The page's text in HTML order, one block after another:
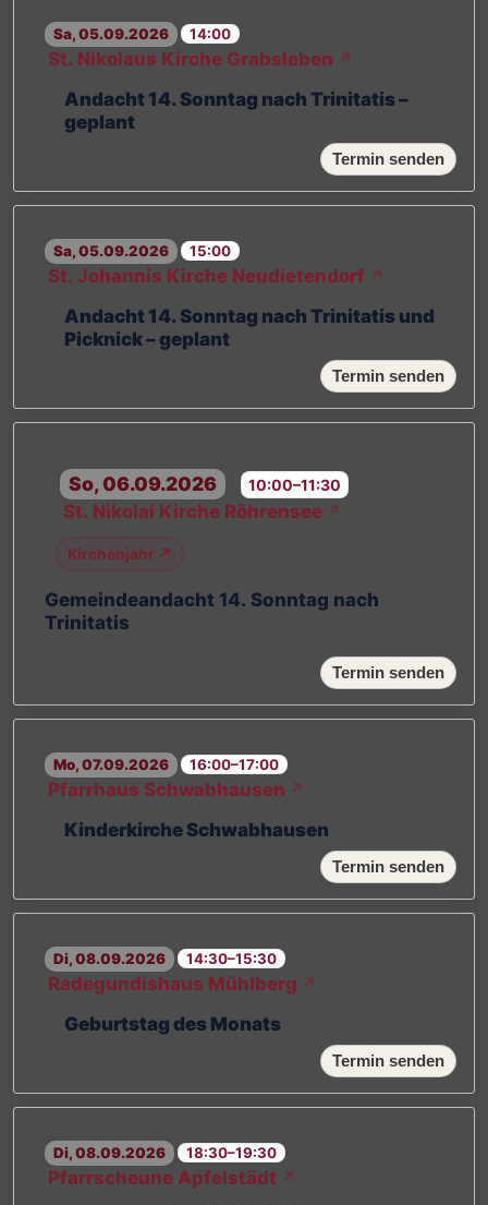
Sa, 05.09.2026 14:00
St. Nikolaus Kirche Grabsleben ↗
Andacht 14. Sonntag nach Trinitatis –
geplant
Termin senden
Sa, 05.09.2026 15:00
St. Johannis Kirche Neudietendorf ↗
Andacht 14. Sonntag nach Trinitatis und
Picknick – geplant
Termin senden
So, 06.09.2026 10:00–11:30
St. Nikolai Kirche Röhrensee ↗
Kirchenjahr ↗
Gemeindeandacht 14. Sonntag nach
Trinitatis
Termin senden
Mo, 07.09.2026 16:00–17:00
Pfarrhaus Schwabhausen ↗
Kinderkirche Schwabhausen
Termin senden
Di, 08.09.2026 14:30–15:30
Radegundishaus Mühlberg ↗
Geburtstag des Monats
Termin senden
Di, 08.09.2026 18:30–19:30
Pfarrscheune Apfelstädt ↗